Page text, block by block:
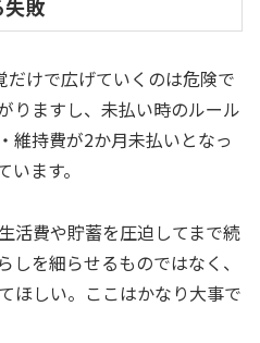
敗
だけで広げていくのは危険で
りますし、未払い時のルール
維持費が2か月未払いとなっ
ます。
活費や貯蓄を圧迫してまで続
しを細らせるものではなく、
ほしい。ここはかなり大事で